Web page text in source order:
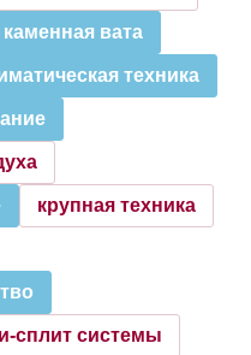
каменная вата
техника
крупная техника
сплит системы